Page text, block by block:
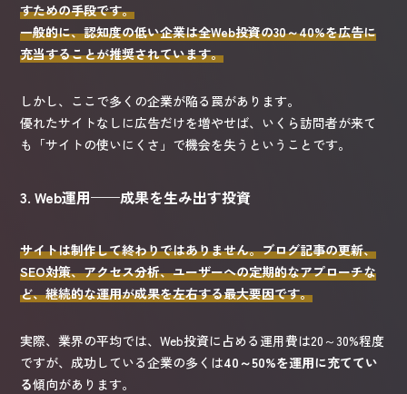
すための手段です。
一般的に、認知度の低い企業は全Web投資の30～40%を広告に
充当することが推奨されています。
しかし、ここで多くの企業が陥る罠があります。
優れたサイトなしに広告だけを増やせば、いくら訪問者が来て
も「サイトの使いにくさ」で機会を失うということです。
3. Web運用——成果を生み出す投資
サイトは制作して終わりではありません。ブログ記事の更新、
SEO対策、アクセス分析、ユーザーへの定期的なアプローチな
ど、継続的な運用が成果を左右する最大要因です。
実際、業界の平均では、Web投資に占める運用費は20～30%程度
ですが、成功している企業の多くは40～50%を運用に充ててい
る傾向があります。